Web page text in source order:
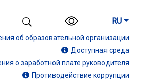
RU
об образовательной организации
Доступная среда
о заработной плате руководителя
Противодействие коррупции